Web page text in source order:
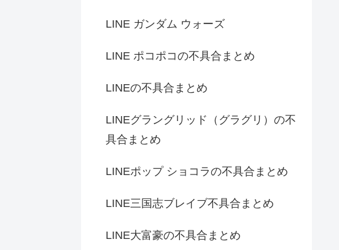
LINE ガンダム ウォーズ
LINE ポコポコの不具合まとめ
LINEの不具合まとめ
LINEグラングリッド（グラグリ）の不
具合まとめ
LINEポップ ショコラの不具合まとめ
LINE三国志ブレイブ不具合まとめ
LINE大富豪の不具合まとめ